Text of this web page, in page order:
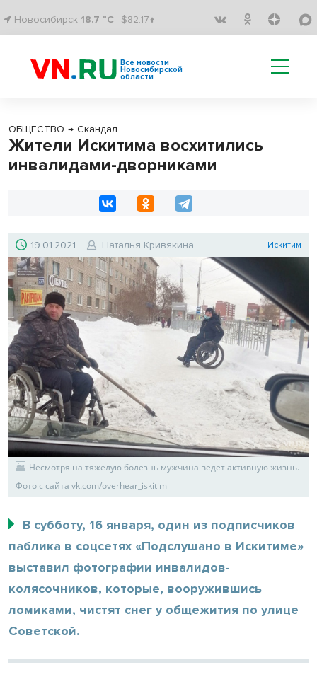
Новосибирск 18.7 °C $82.17↑
Все новости
Новосибирской
области
ОБЩЕСТВО → Скандал
Жители Искитима восхитились
инвалидами-дворниками
19.01.2021 Наталья Кривякина Искитим
Несмотря на тяжелую болезнь мужчина ведет активную жизнь.
Фото с сайта vk.com/overhear_iskitim
В субботу, 16 января, один из подписчиков
паблика в соцсетях «Подслушано в Искитиме»
выставил фотографии инвалидов-
колясочников, которые, вооружившись
ломиками, чистят снег у общежития по улице
Советской.